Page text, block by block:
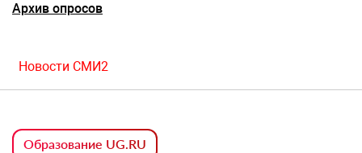
Архив опросов
Новости СМИ2
Образование UG.RU